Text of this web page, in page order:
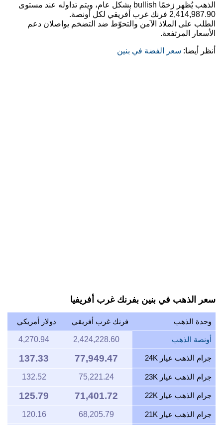
الذهب يُظهر زخمًا bullish بشكل عام، ويتم تداوله عند مستوى
2,414,987.90 فرنك غرب أفريقي لكل أونصة.
الطلب على الملاذ الآمن والتحوّط ضد التضخم يواصلان دعم
الأسعار المرتفعة.
أنظر أيضا: سعر الفضة في بنين
سعر الذهب في بنين بفرنك غرب أفريفيا
وحدة الذهب فرنك غرب أفريقي دولار أمريكي
أونصة الذهب 2,424,228.60
4,270.94
جرام الذهب عيار 24K 77,949.47
137.33
جرام الذهب عيار 23K 75,221.24
132.52
جرام الذهب عيار 22K 71,401.72
125.79
جرام الذهب عيار 21K 68,205.79
120.16